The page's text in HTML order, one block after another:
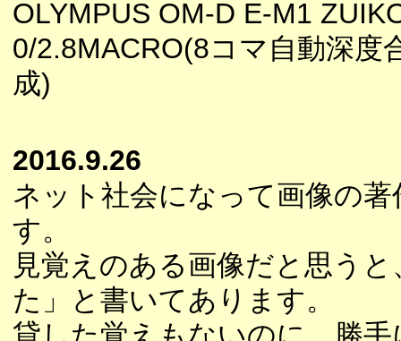
OLYMPUS OM-D E-M1
0/2.8MACRO(8コマ自動深度
成)
2016.9.26
ネット社会になって画像の
す。
見覚えのある画像だと思う
た」と書いてあります。